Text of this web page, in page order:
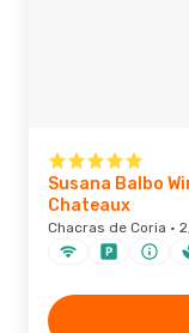
Susana Balbo
Chateaux
Chacras de Coria ·